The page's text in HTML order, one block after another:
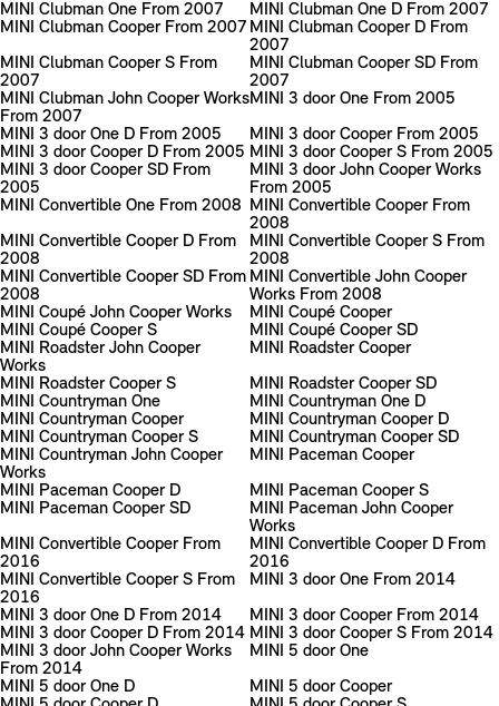
MINI Clubman One From 2007
MINI Clubman One D From 2007
MINI Clubman Cooper From 2007 MINI Clubman Cooper D From
2007
MINI Clubman Cooper S From
2007
MINI Clubman Cooper SD From
2007
MINI Clubman John Cooper Works
From 2007
MINI 3 door One From 2005
MINI 3 door One D From 2005
MINI 3 door Cooper From 2005
MINI 3 door Cooper D From 2005 MINI 3 door Cooper S From 2005
MINI 3 door Cooper SD From
2005
MINI 3 door John Cooper Works
From 2005
MINI Convertible One From 2008 MINI Convertible Cooper From
2008
MINI Convertible Cooper D From
2008
MINI Convertible Cooper S From
2008
MINI Convertible Cooper SD From
2008
MINI Convertible John Cooper
Works From 2008
MINI Coupé John Cooper Works
MINI Coupé Cooper
MINI Coupé Cooper S
MINI Coupé Cooper SD
MINI Roadster John Cooper
Works
MINI Roadster Cooper
MINI Roadster Cooper S
MINI Roadster Cooper SD
MINI Countryman One
MINI Countryman One D
MINI Countryman Cooper
MINI Countryman Cooper D
MINI Countryman Cooper S
MINI Countryman Cooper SD
MINI Countryman John Cooper
Works
MINI Paceman Cooper
MINI Paceman Cooper D
MINI Paceman Cooper S
MINI Paceman Cooper SD
MINI Paceman John Cooper
Works
MINI Convertible Cooper From
2016
MINI Convertible Cooper D From
2016
MINI Convertible Cooper S From
2016
MINI 3 door One From 2014
MINI 3 door One D From 2014
MINI 3 door Cooper From 2014
MINI 3 door Cooper D From 2014 MINI 3 door Cooper S From 2014
MINI 3 door John Cooper Works
From 2014
MINI 5 door One
MINI 5 door One D
MINI 5 door Cooper